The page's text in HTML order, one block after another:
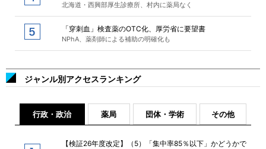
北海道・西興部厚生診療所、村内に薬局なく
「穿刺血」検査薬のOTC化、厚労省に要望書
NPhA、薬剤師による補助の明確化も
ジャンル別アクセスランキング
行政・政治 薬局 団体・学術 その他
【検証26年度改定】（5）「集中率85％以下」かどうかで